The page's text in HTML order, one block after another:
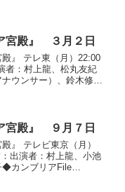
宮殿』 ３月２日
殿』 テレ東（月）22:00
者：村上龍、松丸友紀
ナウンサー）、鈴木修◆
宮殿』 ９月７日
殿』 テレビ東京（月）
出演者：村上龍、小池
◆カンブリアFile